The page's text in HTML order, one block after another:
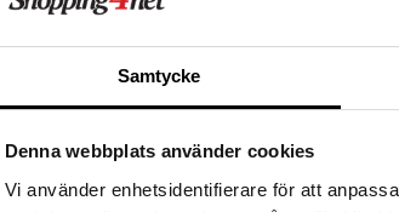
Samtycke
Denna webbplats använder cookies
Vi använder enhetsidentifierare för att
och afrikansk mat, som pålägg, i efterrätter,
Rostade ekologiska JORDNÖTTER (100%). Kan